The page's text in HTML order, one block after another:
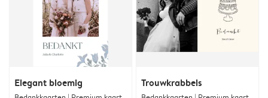
Elegant bloemig Trouwkrabbels